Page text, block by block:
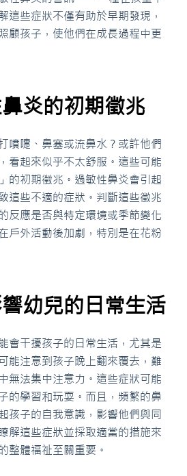
這些症狀不僅有助於早期發現，
顧孩子，使他們在成長過程中更
炎的初期徵兆
噴嚏、鼻塞或流鼻水？或許他們
看起來似乎不太舒服。這些可能
的初期徵兆。過敏性鼻炎會引起
這些不適的症狀。判斷這些徵兆
反應是否與特定環境或季節變化
戶外活動後加劇，特別是在花粉
幼兒的日常生活
會干擾孩子的日常生活，尤其是
能注意到孩子晚上翻來覆去，難
無法集中注意力。這些症狀可能
的學習和玩耍。而且，頻繁的鼻
孩子的自我意識，影響他們與同
解這些症狀並採取適當的措施來
整體福祉至關重要。